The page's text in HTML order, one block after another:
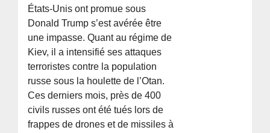
États-Unis ont promue sous
Donald Trump s’est avérée être
une impasse. Quant au régime de
Kiev, il a intensifié ses attaques
terroristes contre la population
russe sous la houlette de l’Otan.
Ces derniers mois, près de 400
civils russes ont été tués lors de
frappes de drones et de missiles à